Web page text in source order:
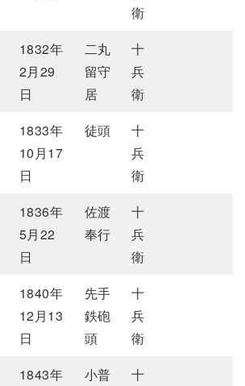
衛
1832年
2月29
日
二丸
留守
居
十
兵
衛
1833年
10月17
日
徒頭
十
兵
衛
1836年
5月22
日
佐渡
奉行
十
兵
衛
1840年
12月13
日
先手
鉄砲
頭
十
兵
衛
1843年
小普
十